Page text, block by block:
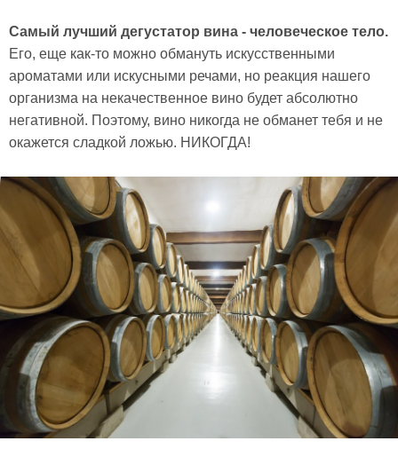
Самый лучший дегустатор вина - человеческое тело.
Его, еще как-то можно обмануть искусственными
ароматами или искусными речами, но реакция нашего
организма на некачественное вино будет абсолютно
негативной. Поэтому, вино никогда не обманет тебя и не
окажется сладкой ложью. НИКОГДА!